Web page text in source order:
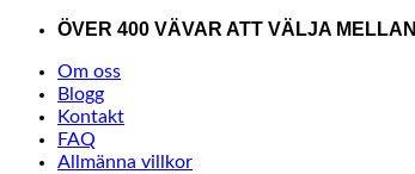
Skip
content
ÖVER 400 VÄVAR ATT VÄLJA MELLAN
Om oss
Blogg
Kontakt
FAQ
Allmänna villkor